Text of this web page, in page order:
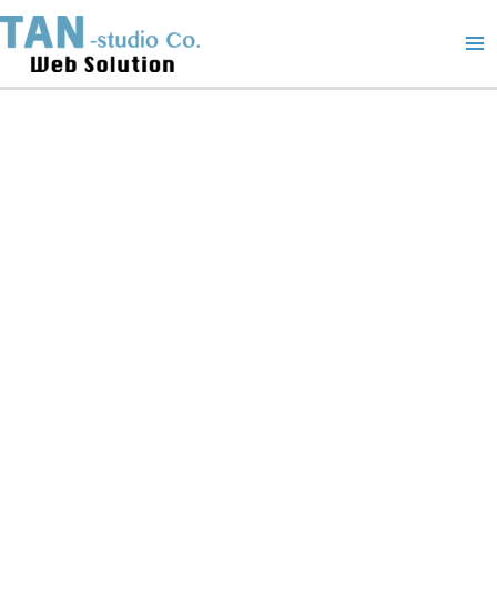
content
Oil
24